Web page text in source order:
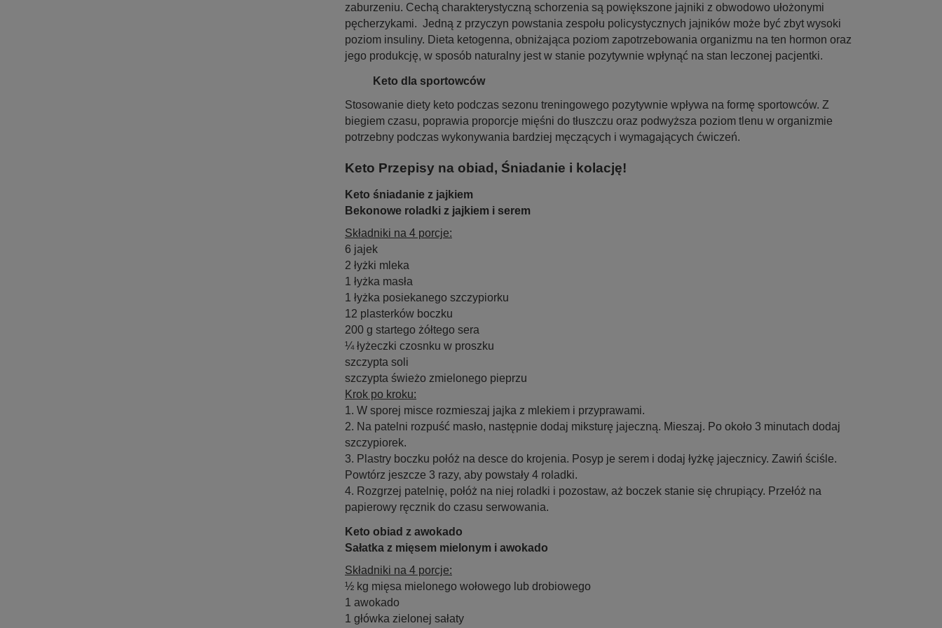
zaburzeniu. Cechą charakterystyczną schorzenia są powiększone jajniki z obwodowo ułożonymi
pęcherzykami. Jedną z przyczyn powstania zespołu policystycznych jajników może być zbyt wysoki
poziom insuliny. Dieta ketogenna, obniżająca poziom zapotrzebowania organizmu na ten hormon oraz
jego produkcję, w sposób naturalny jest w stanie pozytywnie wpłynąć na stan leczonej pacjentki.
Keto dla sportowców
Stosowanie diety keto podczas sezonu treningowego pozytywnie wpływa na formę sportowców. Z
biegiem czasu, poprawia proporcje mięśni do tłuszczu oraz podwyższa poziom tlenu w organizmie
potrzebny podczas wykonywania bardziej męczących i wymagających ćwiczeń.
Keto Przepisy na obiad, Śniadanie i kolację!
Keto śniadanie z jajkiem
Bekonowe roladki z jajkiem i serem
Składniki na 4 porcje:
6 jajek
2 łyżki mleka
1 łyżka masła
1 łyżka posiekanego szczypiorku
12 plasterków boczku
200 g startego żółtego sera
¼ łyżeczki czosnku w proszku
szczypta soli
szczypta świeżo zmielonego pieprzu
Krok po kroku:
1. W sporej misce rozmieszaj jajka z mlekiem i przyprawami.
2. Na patelni rozpuść masło, następnie dodaj miksturę jajeczną. Mieszaj. Po około 3 minutach dodaj
szczypiorek.
3. Plastry boczku połóż na desce do krojenia. Posyp je serem i dodaj łyżkę jajecznicy. Zawiń ściśle.
Powtórz jeszcze 3 razy, aby powstały 4 roladki.
4. Rozgrzej patelnię, połóż na niej roladki i pozostaw, aż boczek stanie się chrupiący. Przełóż na
papierowy ręcznik do czasu serwowania.
Keto obiad z awokado
Sałatka z mięsem mielonym i awokado
Składniki na 4 porcje:
½ kg mięsa mielonego wołowego lub drobiowego
1 awokado
1 główka zielonej sałaty